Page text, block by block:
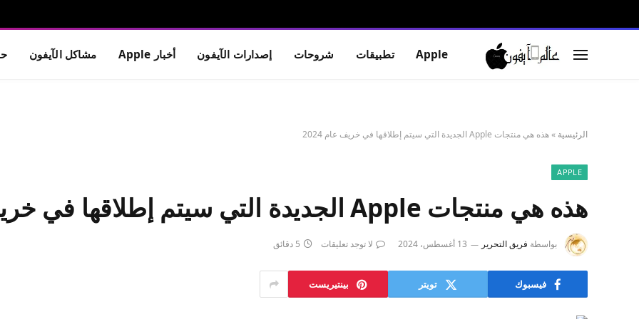
Apple تطبيقات شروحات إصدارات الآيفون أخبار Apple مشاكل الآيفون
الرئيسية »هذه هي منتجات Apple الجديدة التي سيتم إطلاقها في خريف عام 2024
APPLE
هذه هي منتجات Apple الجديدة التي سيتم إطلاقها في خريف عام 2024
بواسطة فريق التحرير 13 أغسطس، 2024 لا توجد تعليقات 5 دقائق
فيسبوك تويتر بينتيريست